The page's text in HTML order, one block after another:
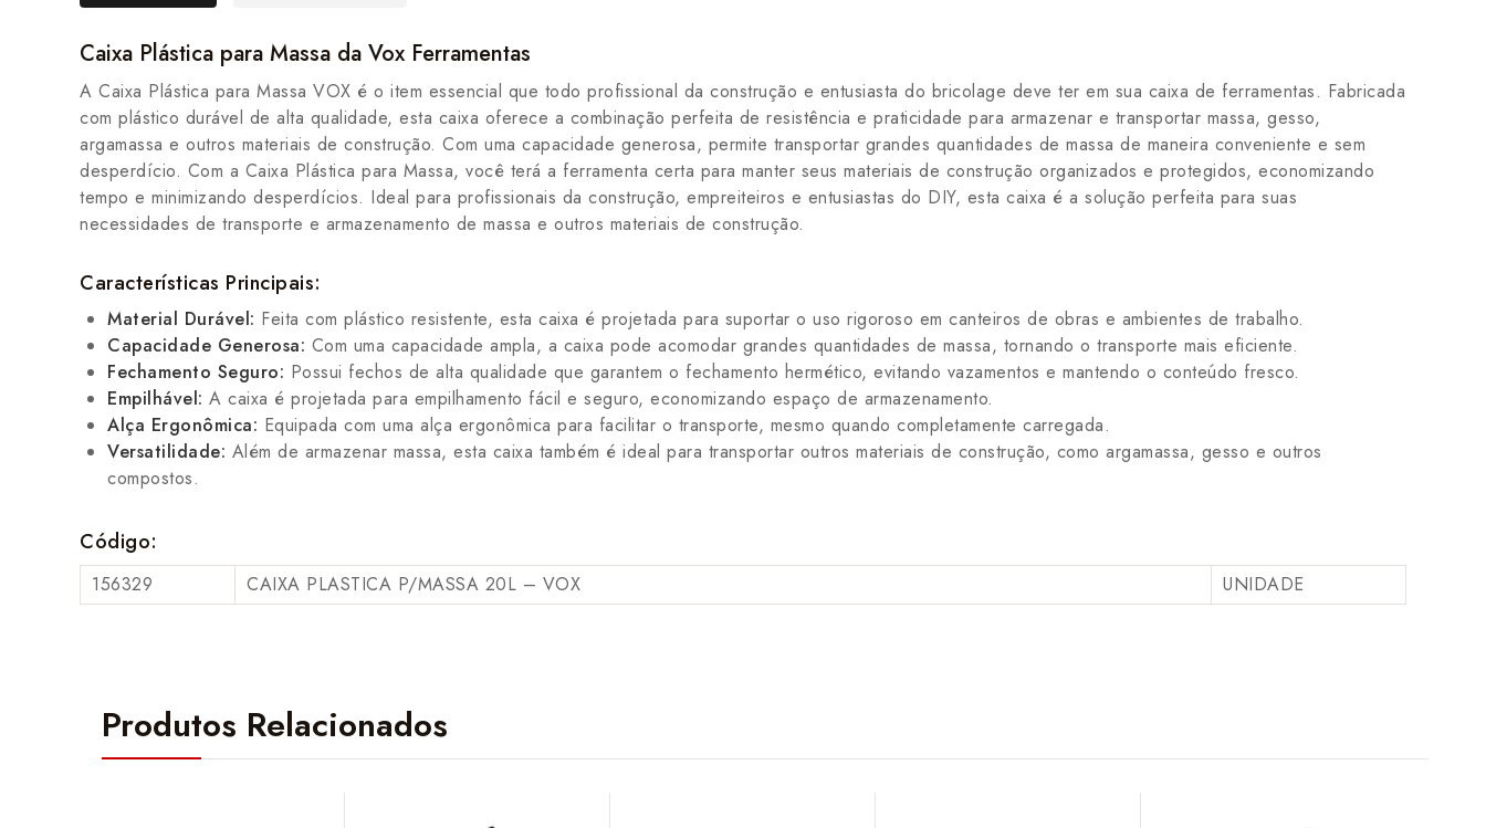
Caixa Plástica para Massa da Vox Ferramentas
A Caixa Plástica para Massa VOX é o item essencial que todo profissional da construção e entusiasta do bricolage deve ter em sua caixa de ferramentas. Fabricada
com plástico durável de alta qualidade, esta caixa oferece a combinação perfeita de resistência e praticidade para armazenar e transportar massa, gesso,
argamassa e outros materiais de construção. Com uma capacidade generosa, permite transportar grandes quantidades de massa de maneira conveniente e sem
desperdício. Com a Caixa Plástica para Massa, você terá a ferramenta certa para manter seus materiais de construção organizados e protegidos, economizando
tempo e minimizando desperdícios. Ideal para profissionais da construção, empreiteiros e entusiastas do DIY, esta caixa é a solução perfeita para suas
necessidades de transporte e armazenamento de massa e outros materiais de construção.
Características Principais:
Material Durável: Feita com plástico resistente, esta caixa é projetada para suportar o uso rigoroso em canteiros de obras e ambientes de trabalho.
Capacidade Generosa: Com uma capacidade ampla, a caixa pode acomodar grandes quantidades de massa, tornando o transporte mais eficiente.
Fechamento Seguro: Possui fechos de alta qualidade que garantem o fechamento hermético, evitando vazamentos e mantendo o conteúdo fresco.
Empilhável: A caixa é projetada para empilhamento fácil e seguro, economizando espaço de armazenamento.
Alça Ergonômica: Equipada com uma alça ergonômica para facilitar o transporte, mesmo quando completamente carregada.
Versatilidade: Além de armazenar massa, esta caixa também é ideal para transportar outros materiais de construção, como argamassa, gesso e outros
compostos.
Código:
156329 CAIXA PLASTICA P/MASSA 20L – VOX UNIDADE
Produtos Relacionados